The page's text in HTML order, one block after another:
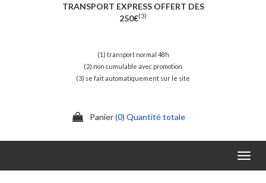
TRANSPORT EXPRESS OFFERT DES
250€(3)
(1) transport normal 48h
(2) non cumulable avec promotion
(3) se fait automatiquement sur le site
Panier(0) Quantité totale